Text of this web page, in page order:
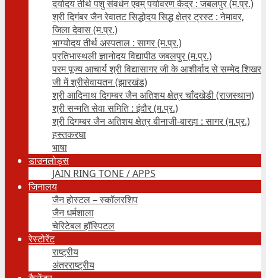
दयोदय तीर्थ पशु संवर्धन एवम्‌ पर्यावरण केंद्र : जबलपुर (म.प्र.)
श्री दिगंबर जैन रेवातट सिद्धोदय सिद्ध क्षेत्र ट्रस्ट : नेमावर,
जिला देवास (म.प्र.)
भाग्योदय तीर्थ अस्पताल : सागर (म.प्र.)
प्रतिभास्थली ज्ञानोदय विद्यापीठ जबलपुर (म.प्र.)
परम पूज्य आचार्य श्री विद्यासागर जी के आशीर्वाद से सम्मेद शिखर
जी में श्रीसेवायतन (झारखंड)
श्री आदिनाथ दिगम्बर जैन अतिशय क्षेत्र चाँदखेडी (राजस्थान)
श्री सन्मति सेवा समिति : इंदौर (म.प्र.)
श्री दिगम्बर जैन अतिशय क्षेत्र बीनाजी-बारहा : सागर (म.प्र.)
हस्तकरघा
भाषा
डाउनलोड्स
JAIN RING TONE / APPS
जिनालय
जैन होस्टल – स्कॉलरशिप
जैन धर्मशाला
चेरिटेबल हॉस्पिटल
रेस्टोरेंट
राष्ट्रीय
अंतरराष्ट्रीय